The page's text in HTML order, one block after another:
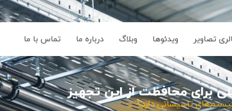
تصاویر ویدئوها وبلاگ درباره ما تماس با ما
برای محافظت از این تجهیز
تاسیساتی دارد؟